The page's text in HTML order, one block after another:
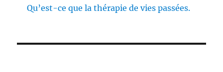
Qu’est-ce que la thérapie de vies passées.